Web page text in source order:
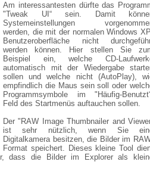
Am interessantesten dürfte das
"Tweak UI“ sein. Damit
Systemeinstellungen
werden, die mit der normalen Windows
Benutzeroberfläche nicht
werden können. Hier stellen Sie
Beispiel ein, welche CD-
automatisch mit der Wiedergabe
sollen und welche nicht (AutoPlay),
empfindlich die Maus sein soll oder
Programmsymbole im "Häufig-
Feld des Startmenüs auftauchen sollen.
Der "RAW Image Thumbnailer and
ist sehr nützlich, wenn Sie
Digitalkamera besitzen, die Bilder im
Format speichert. Dieses kleine Tool
dass die Bilder im Explorer als